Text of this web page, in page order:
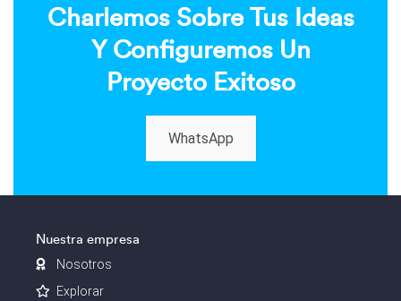
Charlemos Sobre Tus Ideas
Y Configuremos Un
Proyecto Exitoso
WhatsApp
Nuestra empresa
Nosotros
Explorar